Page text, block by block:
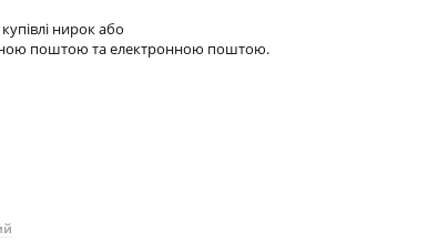
нирок або
поштою та електронною поштою.